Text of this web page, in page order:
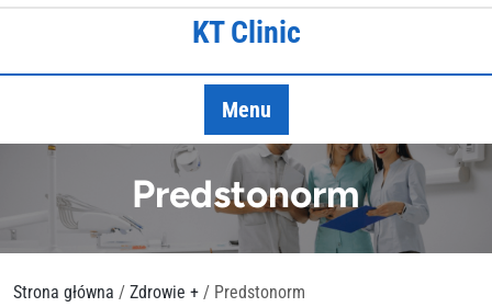
Skip
KT Clinic
Menu
Predstonorm
Strona główna / Zdrowie + / Predstonorm